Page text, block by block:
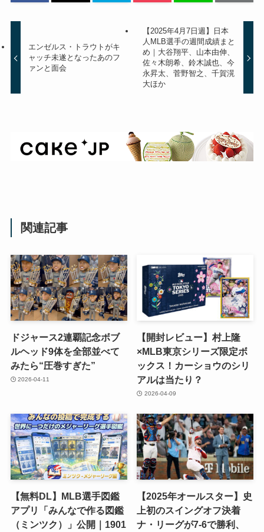
エンゼルス・トラウトがキ
ャッチ未遂となったあのフ
ァンと面会
【2025年4月7日週】日本
人MLB選手の週間成績まと
め｜大谷翔平、山本由伸、
佐々木朗希、鈴木誠也、今
永昇太、菅野智之、千賀滉
大ほか
関連記事
ドジャース2連覇記念ボブ
ルヘッド9体を全部並べて
みたら“圧巻すぎた”
2026-04-11
【開封レビュー】村上隆
×MLB東京シリーズ限定ボ
ックス！カーショウのシリ
アルは当たり？
2026-04-09
【無料DL】MLB選手図鑑
アプリ「みんなで作る図鑑
（ミンツク）」公開｜1901
【2025年オールスター】史
上初のスイングオフ決着
ナ・リーグが7-6で勝利、